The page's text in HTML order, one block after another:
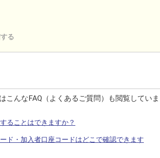
こんなFAQ（よくあるご質問）も閲覧していま
ることはできますか？
ド・加入者口座コードはどこで確認できます